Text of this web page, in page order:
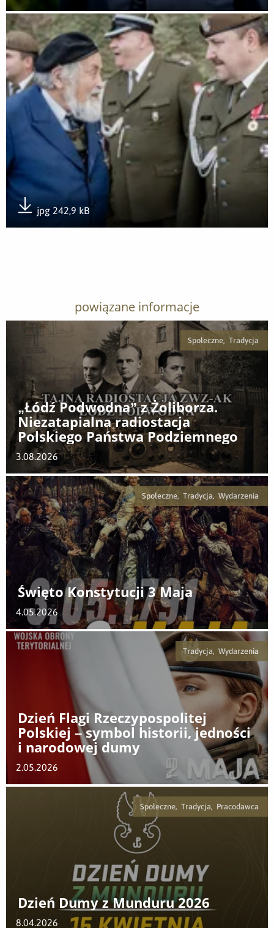
Otwórz załącznik "Mamut" podpułkownikiem!
jpg 242,9 kB
powiązane informacje
Społeczne, Tradycja
„Łódź Podwodna” z Żoliborza.
Niezatapialna radiostacja
Polskiego Państwa Podziemnego
3.08.2026
Społeczne, Tradycja, Wydarzenia
Święto Konstytucji 3 Maja
4.05.2026
Tradycja, Wydarzenia
Dzień Flagi Rzeczypospolitej
Polskiej – symbol historii, jedności
i narodowej dumy
2.05.2026
Społeczne, Tradycja, Pracodawca
Dzień Dumy z Munduru 2026
8.04.2026